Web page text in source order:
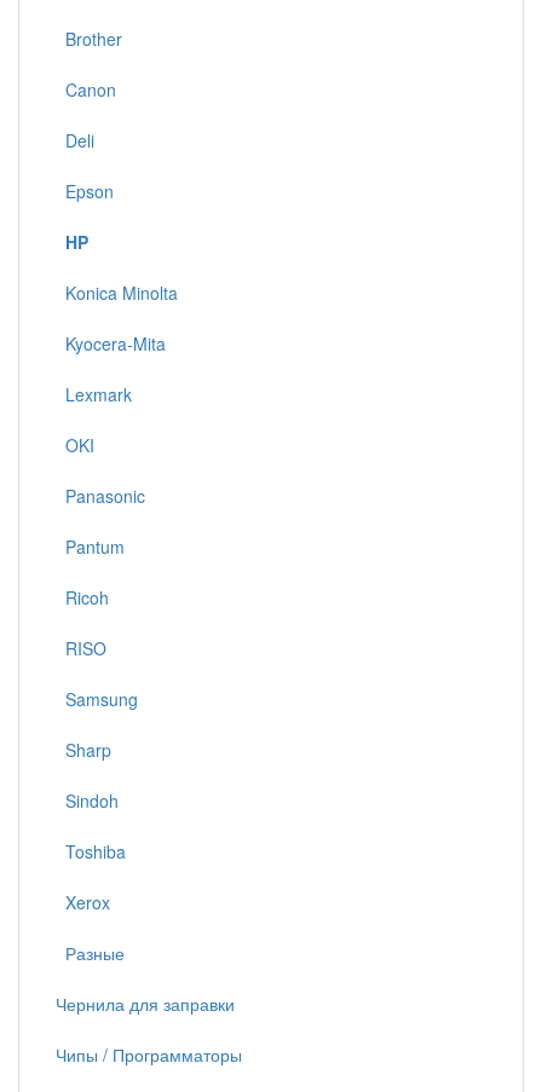
Brother
Canon
Deli
Epson
HP
Konica Minolta
Kyocera-Mita
Lexmark
OKI
Panasonic
Pantum
Ricoh
RISO
Samsung
Sharp
Sindoh
Toshiba
Xerox
Разные
Чернила для заправки
Чипы / Программаторы